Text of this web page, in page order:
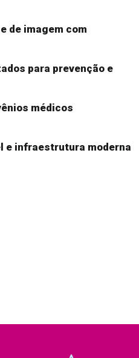
de imagem com
para prevenção e
médicos
e infraestrutura moderna